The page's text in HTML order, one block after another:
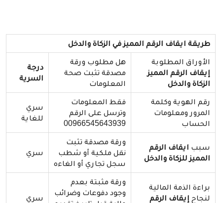
طريقة ايقاف الرقم المميز في الزكاة والدخل
الأوراق المطلوبة
إيقاف الرقم المميز
الزكاة والدخل
هل مطلوب ورقة
مصدقة تثبت صحة
المعلومات
درجة
السرية
رقم الهوية وكلمة
المرور ومعلومات
الحساب
فقط المعلومات
وترسل على الرقم
00966545643939
سري
للغاية
سبب ايقاف الرقم
المميز للزكاة والدخل
ورقة مصدقة تثبت
نقل ملكية أو شطب
سجل تجاري أو الغاءه
سري
براءة الذمة المالية
لنجاح إيقاف الرقم
ورقة مثبتة بعدم
وجود دفوعات وضرائب
سري